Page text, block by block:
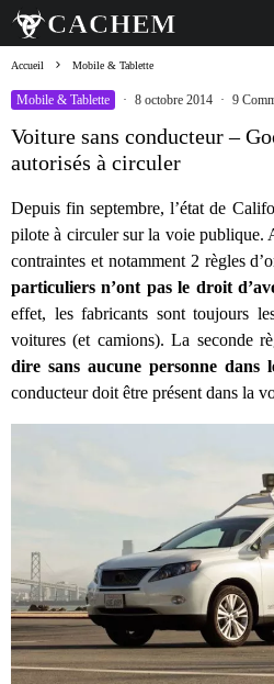
Accueil Mobile & Tablette
Mobile & Tablette · 8 octobre 2014 · 9
Voiture sans conducteur –
autorisés à circuler
Depuis fin septembre, l’état de
pilote à circuler sur la voie publique.
contraintes et notamment 2 règles
particuliers n’ont pas le droit
effet, les fabricants sont toujours
voitures (et camions). La seconde
dire sans aucune personne dans
conducteur doit être présent dans la